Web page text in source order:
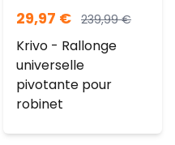
29,97 € 239,99€
Krivo - Rallonge
universelle
pivotante pour
robinet